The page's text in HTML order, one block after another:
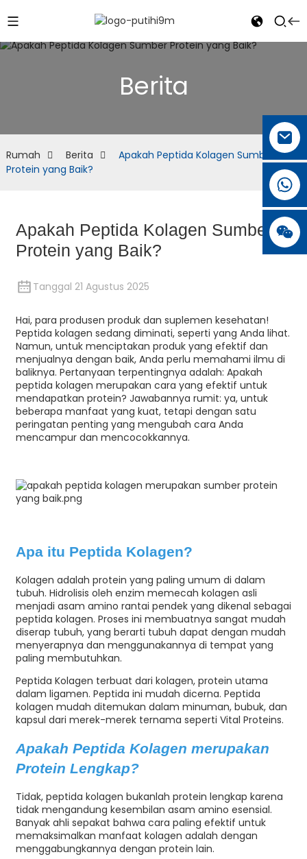
Berita
Rumah Berita
Apakah Peptida Kolagen Sumber
Protein yang Baik?
Apakah Peptida Kolagen Sumber
Protein yang Baik?
Tanggal 21 Agustus 2025
Hai, para produsen produk dan suplemen kesehatan!
Peptida kolagen sedang diminati, seperti yang Anda lihat.
Namun, untuk menciptakan produk yang efektif dan
menjualnya dengan baik, Anda perlu memahami ilmu di
baliknya. Pertanyaan terpentingnya adalah: Apakah
peptida kolagen merupakan cara yang efektif untuk
mendapatkan protein? Jawabannya rumit: ya, untuk
beberapa manfaat yang kuat, tetapi dengan satu
peringatan penting yang mengubah cara Anda
mencampur dan mencocokkannya.
Apa itu Peptida Kolagen?
Kolagen adalah protein yang paling umum di dalam
tubuh. Hidrolisis oleh enzim memecah kolagen asli
menjadi asam amino rantai pendek yang dikenal sebagai
peptida kolagen. Proses ini membuatnya sangat mudah
diserap tubuh, yang berarti tubuh dapat dengan mudah
menyerapnya dan menggunakannya di tempat yang
paling membutuhkan.
Peptida Kolagen terbuat dari kolagen, protein utama
dalam ligamen. Peptida ini mudah dicerna. Peptida
kolagen mudah ditemukan dalam minuman, bubuk, dan
kapsul dari merek-merek ternama seperti Vital Proteins.
Apakah Peptida Kolagen merupakan
Protein Lengkap?
Tidak, peptida kolagen bukanlah protein lengkap karena
tidak mengandung kesembilan asam amino esensial.
Banyak ahli sepakat bahwa cara paling efektif untuk
memaksimalkan manfaat kolagen adalah dengan
menggabungkannya dengan protein lain.